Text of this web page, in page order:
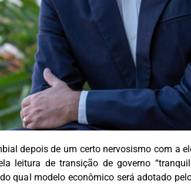
depois de um certo nervosismo com a
leitura de transição de governo
qual modelo econômico será adotado